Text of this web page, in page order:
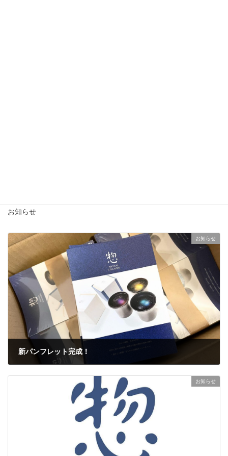
お知らせ
お知らせ
新パンフレット完成！
お知らせ